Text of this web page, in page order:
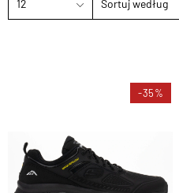
12 Sortuj według
-35%